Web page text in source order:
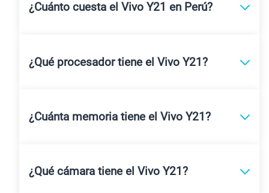
¿Cuánto cuesta el Vivo Y21 en Perú?
¿Qué procesador tiene el Vivo Y21?
¿Cuánta memoria tiene el Vivo Y21?
¿Qué cámara tiene el Vivo Y21?